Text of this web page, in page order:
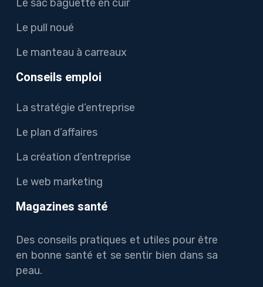
Le sac baguette en cuir
Le pull noué
Le manteau à carreaux
Conseils emploi
La stratégie d’entreprise
Le plan d’affaires
La création d’entreprise
Le web marketing
Magazines santé
Des conseils pratiques et utiles pour être
en bonne santé et se sentir bien dans sa
peau.